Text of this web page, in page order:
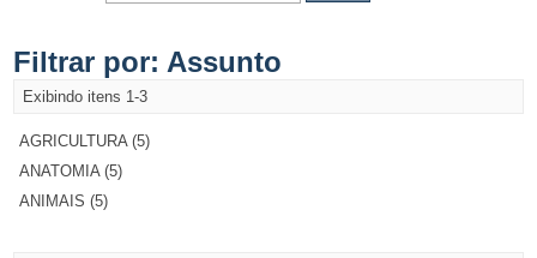
Filtrar por: Assunto
Exibindo itens 1-3
AGRICULTURA (5)
ANATOMIA (5)
ANIMAIS (5)